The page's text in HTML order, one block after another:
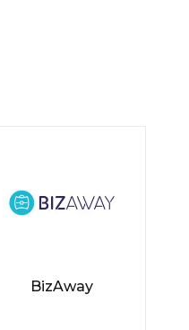
BizAway